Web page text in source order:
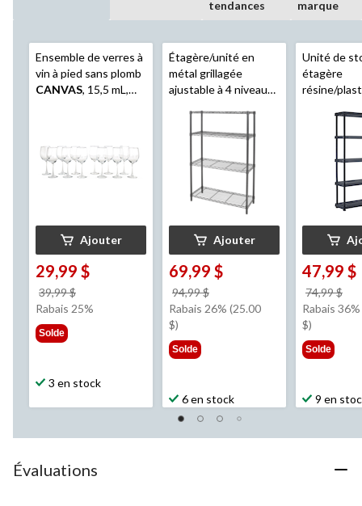
tendances marque
Ensemble de verres à
vin à pied sans plomb
CANVAS, 15,5 mL,
Ajouter
29,99 $
39,99 $
était
Rabais 25%
Solde
3 en stock
Étagère/unité en
métal grillagée
ajustable à 4 niveaux
Ajouter
69,99 $
94,99 $
était
Rabais 26% (25.00
$)
Solde
6 en stock
Unité de
étagère
résine/
x 72 po
47,99 $
74,99 $
Rabais
$)
Solde
9 en
Évaluations